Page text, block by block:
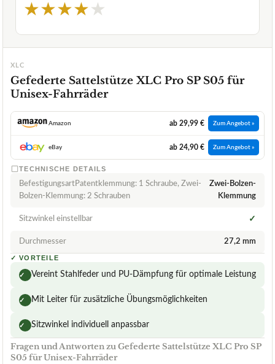
★★★★★
XLC
Gefederte Sattelstütze XLC Pro SP S05 für
Unisex-Fahrräder
Amazon ab 29,99 € Zum Angebot »
eBay ab 24,90 € Zum Angebot »
TECHNISCHE DETAILS
BefestigungsartPatentklemmung: 1 Schraube, Zwei-
Bolzen-Klemmung: 2 Schrauben
Zwei-Bolzen-
Klemmung
Sitzwinkel einstellbar ✓
Durchmesser 27,2 mm
✓ VORTEILE
✓ Vereint Stahlfeder und PU-Dämpfung für optimale Leistung
✓ Mit Leiter für zusätzliche Übungsmöglichkeiten
✓ Sitzwinkel individuell anpassbar
Fragen und Antworten zu Gefederte Sattelstütze XLC Pro SP
S05 für Unisex-Fahrräder